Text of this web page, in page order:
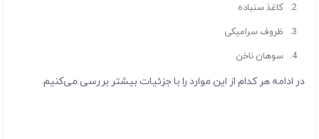
کاغذ سنباده
ظروف سرامیکی
سوهان ناخن
در ادامه هر کدام از این موارد را با جزئیات بیشتر بررسی می‌کنیم.